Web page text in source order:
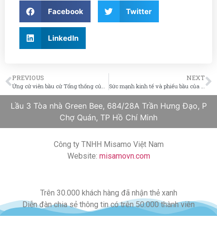
Facebook Twitter
LinkedIn
PREVIOUS
Ứng cử viên bầu cử Tổng thống của đảng Cộng hòa đang mất phiếu bầu
NEXT
Sức mạnh kinh tế và phiếu bầu của cử tri gốc La tin, châu Á ngày càng lớn
Lầu 3 Tòa nhà Green Bee, 684/28A Trần Hưng Đạo, P
Chợ Quán, TP Hồ Chí Minh
Công ty TNHH Misamo Việt Nam
Website: misamovn.com
Trên 30.000 khách hàng đã nhận thẻ xanh
Diễn đàn chia sẻ thông tin có trên 50.000 thành viên